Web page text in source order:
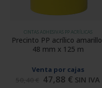
CINTAS ADHESIVAS PP ACRÍLICAS
Precinto PP acrílico amarillo
48 mm x 125 m
Venta por cajas
47,88 € SIN IVA